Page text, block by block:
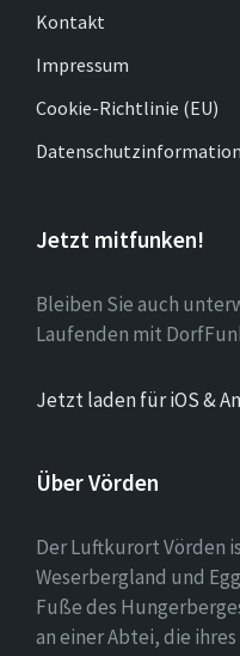
Kontakt
Impressum
Cookie-Richtlinie (EU)
Datenschutzinformation
Jetzt mitfunken!
Bleiben Sie auch
Laufenden mit
Jetzt laden für iOS &
Über Vörden
Der Luftkurort Vörden
Weserbergland und
Fuße des
an einer Abtei, die